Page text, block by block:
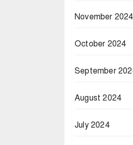
November 2024
October 2024
September
August 2024
July 2024